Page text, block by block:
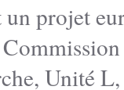
projet
Unité